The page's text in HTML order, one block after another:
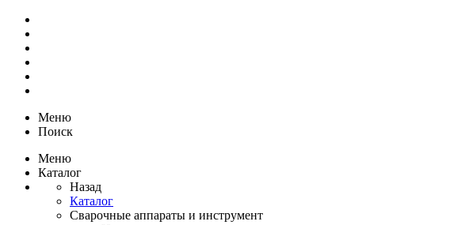
Меню
Поиск
Меню
Каталог
Назад
Каталог
Сварочные аппараты и инструмент